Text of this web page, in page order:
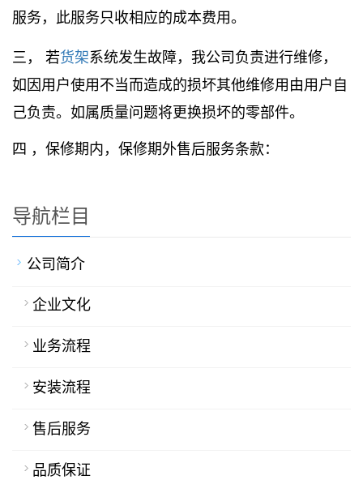
服务，此服务只收相应的成本费用。
三， 若货架系统发生故障，我公司负责进行维修，
如因用户使用不当而造成的损坏其他维修用由用户自
己负责。如属质量问题将更换损坏的零部件。
四 ，保修期内，保修期外售后服务条款：
导航栏目
公司简介
企业文化
业务流程
安装流程
售后服务
品质保证